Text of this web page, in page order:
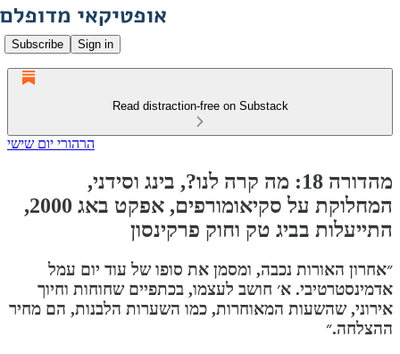
Subscribe Sign in
Read distraction-free on Substack
הרהורי יום שישי
מהדורה 18: מה קרה לנו?, בינג וסידני,
המחלוקת על סקיאומורפים, אפקט באג 2000,
התייעלות בביג טק וחוק פרקינסון
״אחרון האורות נכבה, ומסמן את סופו של עוד יום עמל
אדמינסטרטיבי. א׳ חושב לעצמו, בכתפיים שחוחות וחיוך
אירוני, שהשעות המאוחרות, כמו השערות הלבנות, הם מחיר
ההצלחה.״